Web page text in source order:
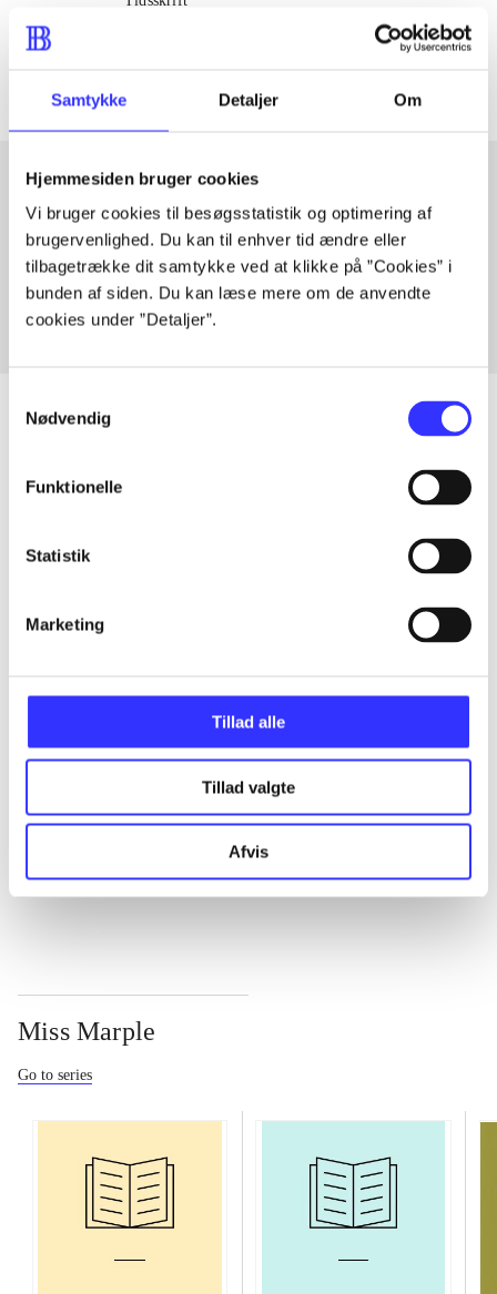
Samtykke Detaljer Om
Hjemmesiden bruger cookies
Vi bruger cookies til besøgsstatistik og optimering af
brugervenlighed. Du kan til enhver tid ændre eller
tilbagetrække dit samtykke ved at klikke på ”Cookies” i
bunden af siden. Du kan læse mere om de anvendte
cookies under ”Detaljer”.
Nødvendig
Funktionelle
Statistik
Marketing
Tillad alle
Tillad valgte
Afvis
The articles in
Articles with same topics
In
Articles
Miss Marple
Go to series